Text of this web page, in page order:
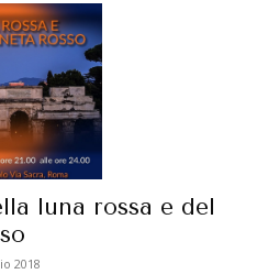
luna rossa e del
2018